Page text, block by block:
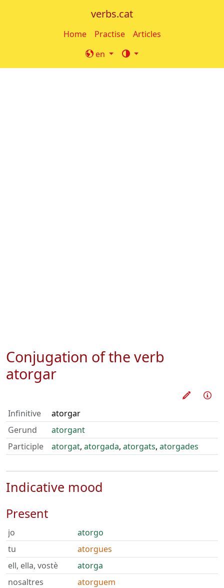
verbs.cat
Home Practise
Articles
en
Conjugation of the verb
atorgar
Train
Infinitive
atorgar
Gerund
atorgant
Participle
atorgat, atorgada, atorgats, atorgades
Indicative mood
Present
jo
atorgo
tu
atorgues
ell, ella, vostè
atorga
nosaltres
atorguem